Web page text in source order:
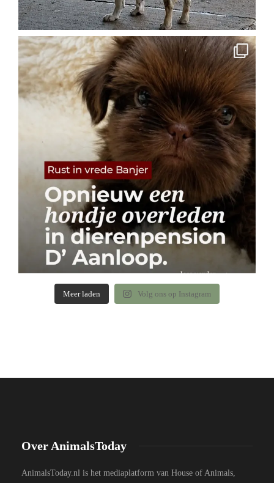
Meer laden Volg ons op Instagram
Over AnimalsToday
AnimalsToday.nl is het mediaplatform van House of Animals,